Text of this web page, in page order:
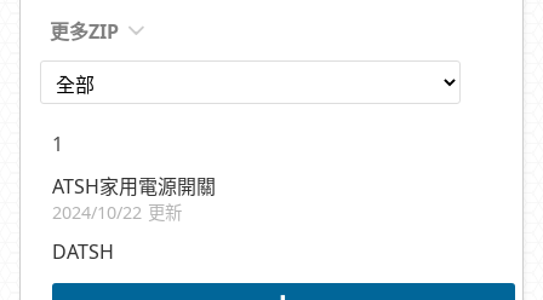
更多ZIP
1
ATSH家用電源開關
2024/10/22 更新
DATSH